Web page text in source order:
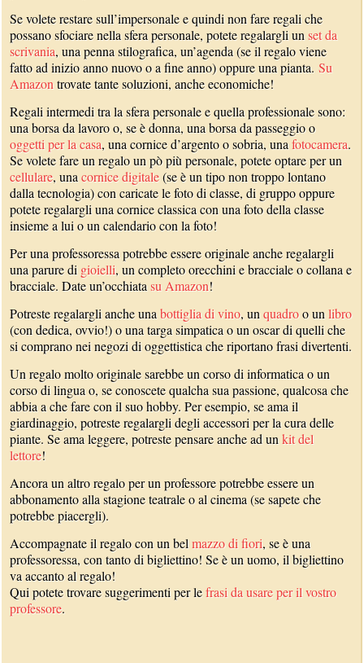
Se volete restare sull’impersonale e quindi non fare regali che
possano sfociare nella sfera personale, potete regalargli unset da
scrivania, una penna stilografica, un’agenda (se il regalo viene
fatto ad inizio anno nuovo o a fine anno) oppure una pianta.Su
Amazontrovate tante soluzioni, anche economiche!
Regali intermedi tra la sfera personale e quella professionale sono:
una borsa da lavoro o, se è donna, una borsa da passeggio o
oggetti per la casa, una cornice d’argento o sobria, unafotocamera.
Se volete fare un regalo un pò più personale, potete optare per un
cellulare, unacornice digitale(se è un tipo non troppo lontano
dalla tecnologia) con caricate le foto di classe, di gruppo oppure
potete regalargli una cornice classica con una foto della classe
insieme a lui o un calendario con la foto!
Per una professoressa potrebbe essere originale anche regalargli
una parure di gioielli, un completo orecchini e bracciale o collana e
bracciale. Date un’occhiatasu Amazon!
Potreste regalargli anche unabottiglia di vino, unquadroo unlibro
(con dedica, ovvio!) o una targa simpatica o un oscar di quelli che
si comprano nei negozi di oggettistica che riportano frasi divertenti.
Un regalo molto originale sarebbe un corso di informatica o un
corso di lingua o, se conoscete qualcha sua passione, qualcosa che
abbia a che fare con il suo hobby. Per esempio, se ama il
giardinaggio, potreste regalargli degli accessori per la cura delle
piante. Se ama leggere, potreste pensare anche ad unkit del
lettore!
Ancora un altro regalo per un professore potrebbe essere un
abbonamento alla stagione teatrale o al cinema (se sapete che
potrebbe piacergli).
Accompagnate il regalo con un belmazzo di fiori, se è una
professoressa, con tanto di bigliettino! Se è un uomo, il bigliettino
va accanto al regalo!
Qui potete trovare suggerimenti per lefrasi da usare per il vostro
professore.